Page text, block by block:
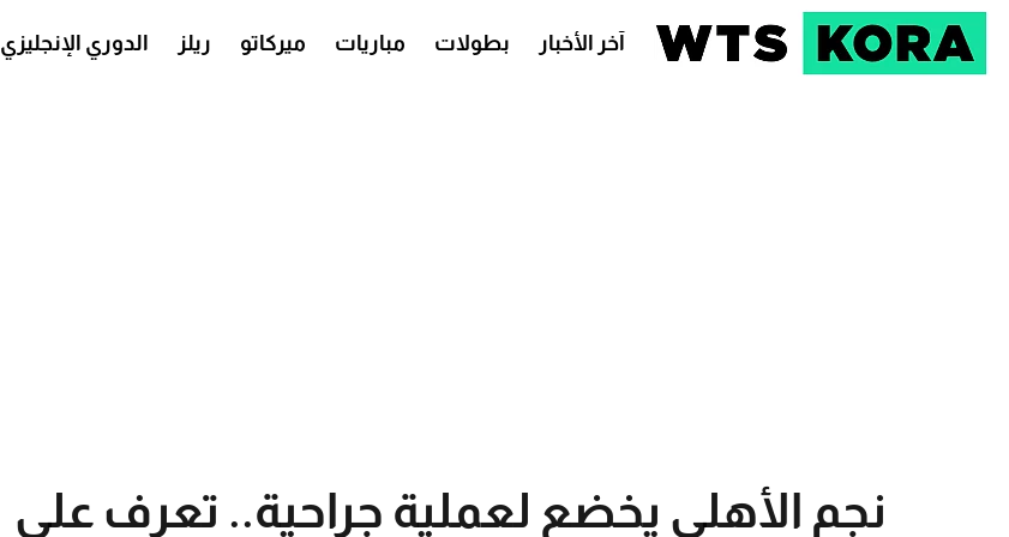
آخر الأخبار بطولات مباريات ميركاتو ريلز الدوري الإنجليزي
نجم الأهلي يخضع لعملية جراحية.. تعرف على